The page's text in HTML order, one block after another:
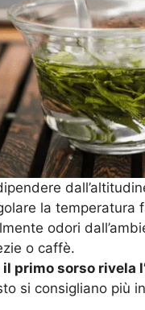
la temperatura
odori
o caffè.
il primo sorso rivela
si consigliano più